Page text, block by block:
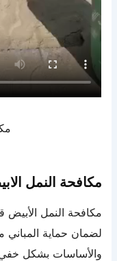
مكافحة النمل
مكافحة النمل الأبيض
لضمان حماية
والأساسات بشكل